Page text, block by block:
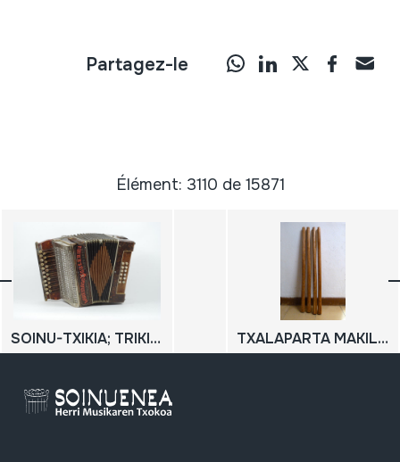
Partagez-le
Élément: 3110 de 15871
SOINU-TXIKIA; TRIKITIXA TXALAPARTA MAKILAK